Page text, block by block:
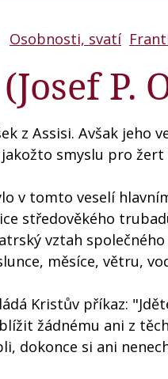
Osobnosti, svatí
P.
z Assisi. Avšak jeho
smyslu pro žert
v tomto veselí
středověkého
vztah
měsíce, větru,
Kristův příkaz:
žádnému ani z
dokonce si ani